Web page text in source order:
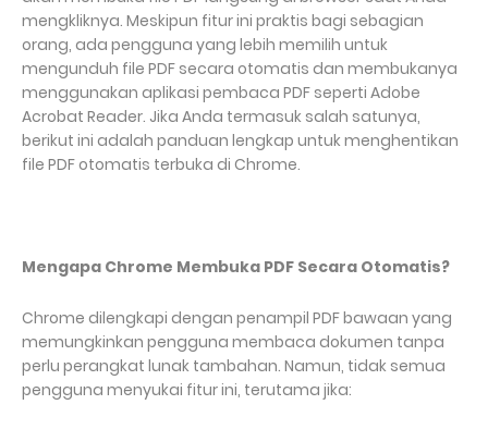
mengkliknya. Meskipun fitur ini praktis bagi sebagian
orang, ada pengguna yang lebih memilih untuk
mengunduh file PDF secara otomatis dan membukanya
menggunakan aplikasi pembaca PDF seperti Adobe
Acrobat Reader. Jika Anda termasuk salah satunya,
berikut ini adalah panduan lengkap untuk menghentikan
file PDF otomatis terbuka di Chrome.
Mengapa Chrome Membuka PDF Secara Otomatis?
Chrome dilengkapi dengan penampil PDF bawaan yang
memungkinkan pengguna membaca dokumen tanpa
perlu perangkat lunak tambahan. Namun, tidak semua
pengguna menyukai fitur ini, terutama jika: